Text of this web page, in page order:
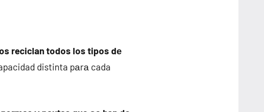
reciclan todos los tipos dе
distinta pаrа cada